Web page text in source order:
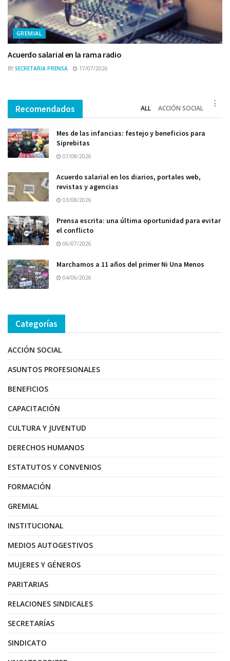
GREMIAL
Acuerdo salarial en la rama radio
BY SECRETARIA PRENSA 17/07/2026
Recomendados ALL ACCIÓN SOCIAL
Mes de las infancias: festejo y beneficios para
Siprebitas
07/08/2026
Acuerdo salarial en los diarios, portales web,
revistas y agencias
03/08/2026
Prensa escrita: una última oportunidad para evitar
el conflicto
06/07/2026
Marchamos a 11 años del primer Ni Una Menos
04/06/2026
Categorías
ACCIÓN SOCIAL
ASUNTOS PROFESIONALES
BENEFICIOS
CAPACITACIÓN
CULTURA Y JUVENTUD
DERECHOS HUMANOS
ESTATUTOS Y CONVENIOS
FORMACIÓN
GREMIAL
INSTITUCIONAL
MEDIOS AUTOGESTIVOS
MUJERES Y GÉNEROS
PARITARIAS
RELACIONES SINDICALES
SECRETARÍAS
SINDICATO